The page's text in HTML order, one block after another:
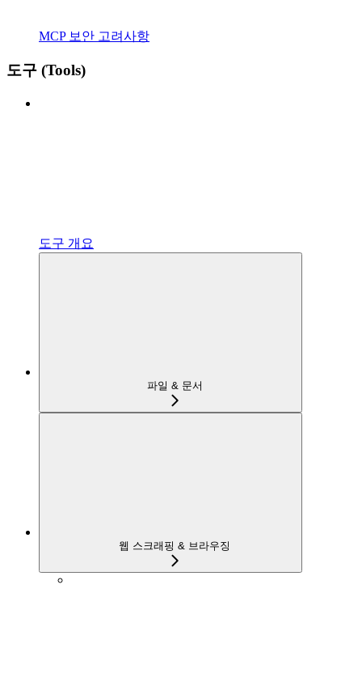
MCP 보안 고려사항
도구 (Tools)
도구 개요
파일 & 문서
웹 스크래핑 & 브라우징